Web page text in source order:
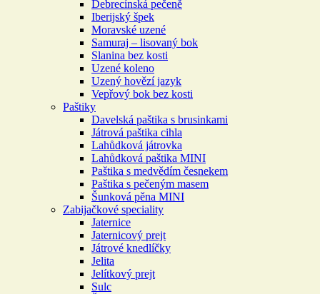
Debrecínská pečeně
Iberijský špek
Moravské uzené
Samuraj – lisovaný bok
Slanina bez kosti
Uzené koleno
Uzený hovězí jazyk
Vepřový bok bez kosti
Paštiky
Davelská paštika s brusinkami
Játrová paštika cihla
Lahůdková játrovka
Lahůdková paštika MINI
Paštika s medvědím česnekem
Paštika s pečeným masem
Šunková pěna MINI
Zabijačkové speciality
Jaternice
Jaternicový prejt
Játrové knedlíčky
Jelita
Jelítkový prejt
Sulc